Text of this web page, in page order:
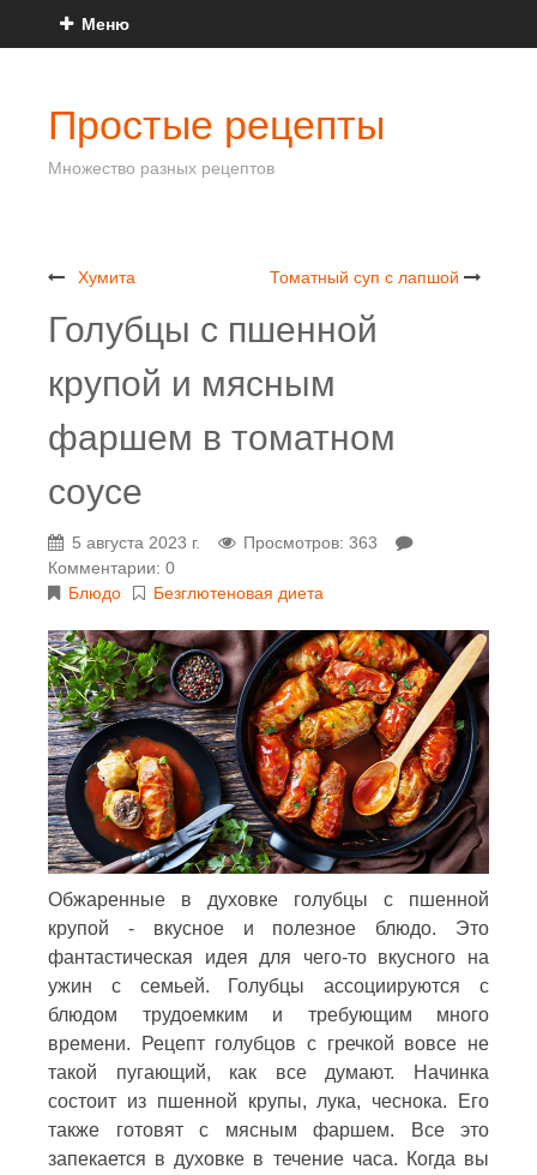
Меню
Простые рецепты
Множество разных рецептов
Хумита Томатный суп с лапшой
Голубцы с пшенной
крупой и мясным
фаршем в томатном
соусе
5 августа 2023 г.
Просмотров: 363
Комментарии: 0
Блюдо
Безглютеновая диета
Обжаренные в духовке голубцы с пшенной
крупой - вкусное и полезное блюдо. Это
фантастическая идея для чего-то вкусного на
ужин с семьей. Голубцы ассоциируются с
блюдом трудоемким и требующим много
времени. Рецепт голубцов с гречкой вовсе не
такой пугающий, как все думают. Начинка
состоит из пшенной крупы, лука, чеснока. Его
также готовят с мясным фаршем. Все это
запекается в духовке в течение часа. Когда вы